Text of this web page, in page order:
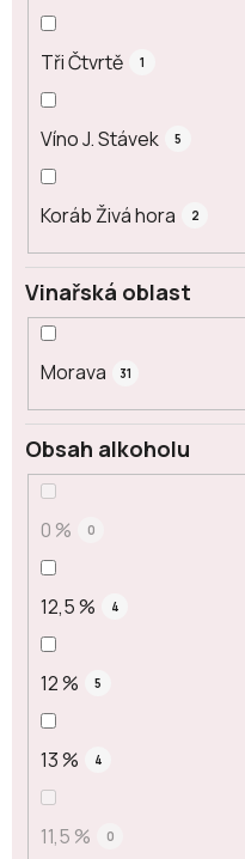
Tři Čtvrtě 1
Víno J. Stávek 5
Koráb Živá hora 2
Vinařská oblast
Morava 31
Obsah alkoholu
0 % 0
12,5 % 4
12 % 5
13 % 4
11,5 % 0